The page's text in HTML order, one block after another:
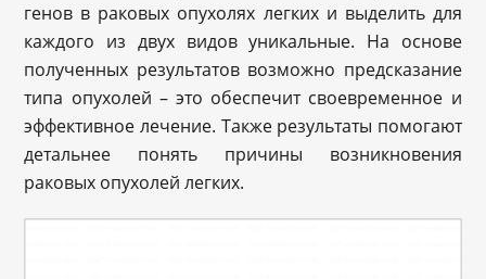
генов в раковых опухолях легких и выделить для
каждого из двух видов уникальные. На основе
полученных результатов возможно предсказание
типа опухолей – это обеспечит своевременное и
эффективное лечение. Также результаты помогают
детальнее понять причины возникновения
раковых опухолей легких.